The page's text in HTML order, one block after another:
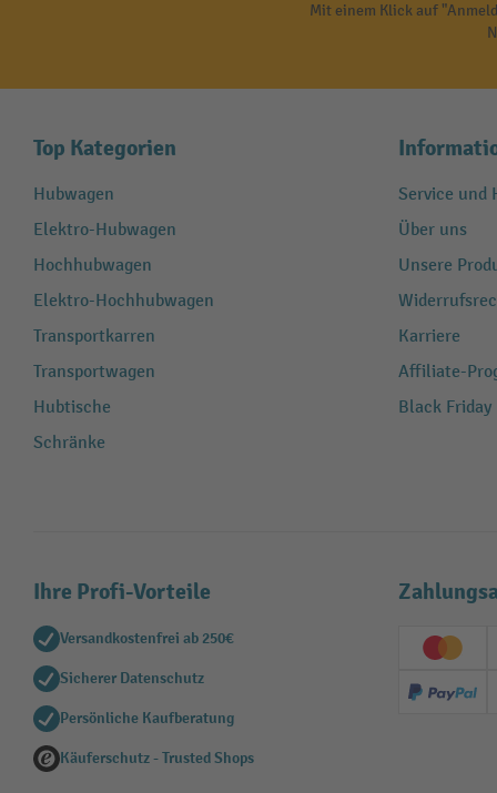
Mit einem Klick auf
Top Kategorien
Hubwagen
Elektro-Hubwagen
Hochhubwagen
Elektro-Hochhubwagen
Transportkarren
Transportwagen
Hubtische
Schränke
Service und
Über uns
Unsere
Karriere
Affiliate-
Black Friday
Ihre Profi-Vorteile
Versandkostenfrei ab 250€
Sicherer Datenschutz
Persönliche Kaufberatung
Käuferschutz - Trusted Shops
PayPal